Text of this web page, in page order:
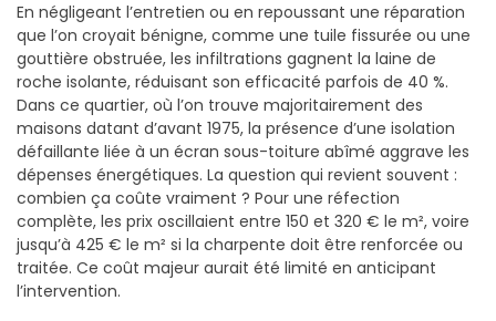
En négligeant l’entretien ou en repoussant une réparation
que l’on croyait bénigne, comme une tuile fissurée ou une
gouttière obstruée, les infiltrations gagnent la laine de
roche isolante, réduisant son efficacité parfois de 40 %.
Dans ce quartier, où l’on trouve majoritairement des
maisons datant d’avant 1975, la présence d’une isolation
défaillante liée à un écran sous-toiture abîmé aggrave les
dépenses énergétiques. La question qui revient souvent :
combien ça coûte vraiment ? Pour une réfection
complète, les prix oscillaient entre 150 et 320 € le m², voire
jusqu’à 425 € le m² si la charpente doit être renforcée ou
traitée. Ce coût majeur aurait été limité en anticipant
l’intervention.